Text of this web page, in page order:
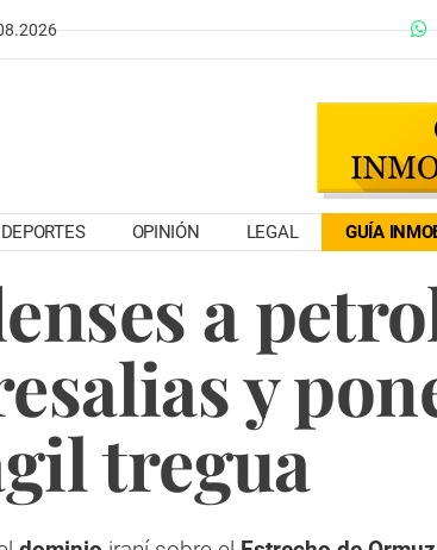
DEPORTES OPINIÓN LEGAL GUÍA
a
y
tregua